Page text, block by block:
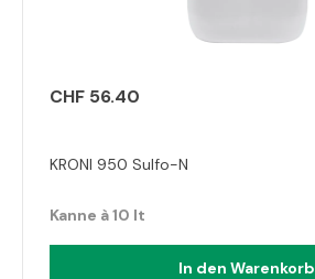
CHF 56.40
KRONI 950 Sulfo-N
Kanne à 10 lt
In den Warenkorb